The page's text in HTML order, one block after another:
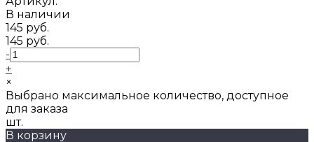
В наличии
145 руб.
145 руб.
-
+
×
Выбрано максимальное количество, доступное
для заказа
шт.
В корзину